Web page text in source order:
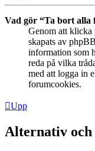
Vad gör “Ta bort alla
Genom att klicka
skapats av
information som
reda på vilka
med att logga in
forumcookies.
Upp
Alternativ